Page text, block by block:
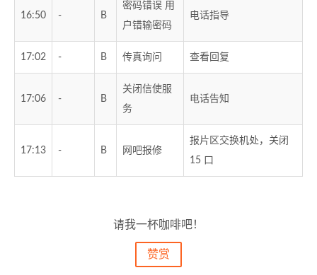
16:50 - B
密码错误 用
户错输密码
电话指导
17:02 - B 传真询问 查看回复
17:06 - B
关闭信使服
务
电话告知
17:13 - B 网吧报修
报片区交换机处，关闭
15 口
请我一杯咖啡吧！
赞赏